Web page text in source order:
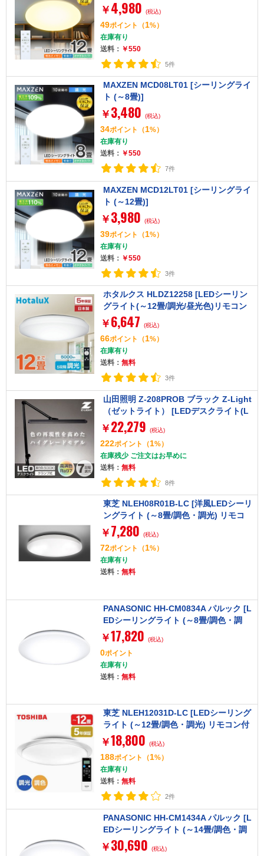
￥ 4,980 (税込)
49ポイント （1%）
在庫有り
送料： ￥550
5件
MAXZEN MCD08LT01 [シーリングライ
ト (～8畳)]
￥ 3,480 (税込)
34ポイント （1%）
在庫有り
送料： ￥550
7件
MAXZEN MCD12LT01 [シーリングライ
ト (～12畳)]
￥ 3,980 (税込)
39ポイント （1%）
在庫有り
送料： ￥550
3件
ホタルクス HLDZ12258 [LEDシーリン
グライト(～12畳/調光/昼光色)リモコン
付き]
￥ 6,647 (税込)
66ポイント （1%）
在庫有り
送料： 無料
3件
山田照明 Z-208PROB ブラック Z-Light
（ゼットライト） [LEDデスクライト(L
ED一体型 昼白色)]
￥ 22,279 (税込)
222ポイント （1%）
在庫残少 ご注文はお早めに
送料： 無料
8件
東芝 NLEH08R01B-LC [洋風LEDシーリ
ングライト (～8畳/調色・調光) リモコ
ン付き]
￥ 7,280 (税込)
72ポイント （1%）
在庫有り
送料： 無料
PANASONIC HH-CM0834A パルック [L
EDシーリングライト (～8畳/調色・調
光) リモコン付き]
￥17,820 (税込)
0ポイント
在庫有り
送料： 無料
東芝 NLEH12031D-LC [LEDシーリング
ライト (～12畳/調色・調光) リモコン付
き]
￥18,800 (税込)
188ポイント （1%）
在庫有り
送料： 無料
2件
PANASONIC HH-CM1434A パルック [L
EDシーリングライト (～14畳/調色・調
光) リモコン付き]
￥ 30,690 (税込)